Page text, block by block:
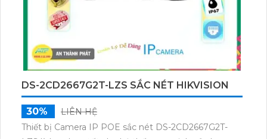
từ nhà máy chuyên nghiệp, DS-2CD2647G2T-LZS
đáng tin cậy và hiệu quả trong việc bảo vệ an ninh.
DS-2CD2667G2T-LZS SẮC NÉT HIKVISION
30%
LIÊN HỆ
Thiết bị Camera IP POE sắc nét DS-2CD2667G2T-